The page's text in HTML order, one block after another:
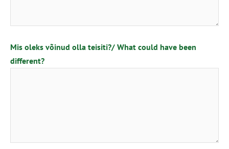
Mis oleks võinud olla teisiti?/ What could have been
different?